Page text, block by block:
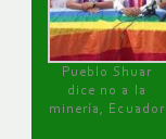
Pueblo Shuar
dice no a la
minería, Ecuador